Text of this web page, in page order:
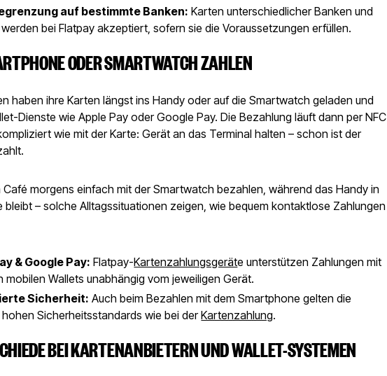
auf bestimmte Banken: Karten unterschiedlicher Banken und
bei Flatpay akzeptiert, sofern sie die Voraussetzungen erfüllen.
ODER SMARTWATCH ZAHLEN
haben ihre Karten längst ins Handy oder auf die Smartwatch geladen und
Dienste wie Apple Pay oder Google Pay. Die Bezahlung läuft dann per NFC
wie mit der Karte: Gerät an das Terminal halten – schon ist der
Café morgens einfach mit der Smartwatch bezahlen, während das Handy in
bleibt – solche Alltagssituationen zeigen, wie bequem kontaktlose Zahlungen
& Google Pay: Flatpay-Kartenzahlungsgeräte unterstützen Zahlungen mit
mobilen Wallets unabhängig vom jeweiligen Gerät.
Sicherheit: Auch beim Bezahlen mit dem Smartphone gelten die
Sicherheitsstandards wie bei derKartenzahlung.
BEI KARTENANBIETERN UND WALLET-SYSTEMEN